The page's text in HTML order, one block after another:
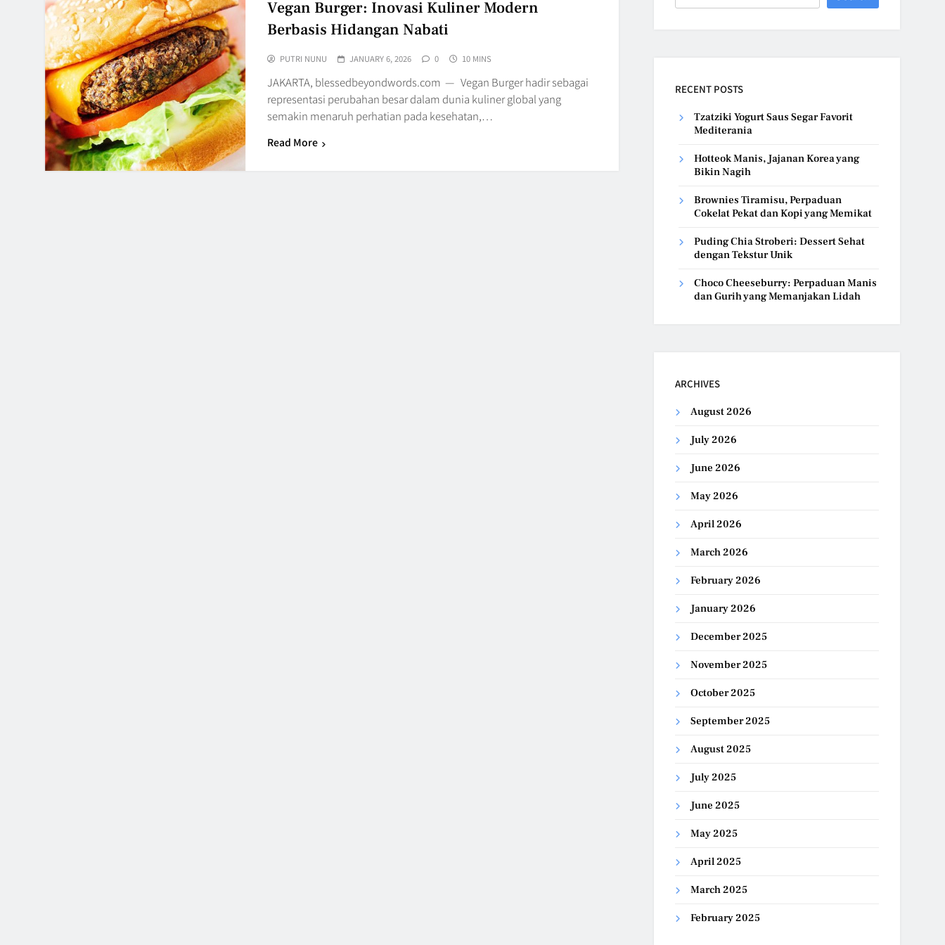
Vegan Burger: Inovasi Kuliner Modern
Berbasis Hidangan Nabati
PUTRI NUNU JANUARY 6, 2026 0 10 MINS
JAKARTA, blessedbeyondwords.com — Vegan Burger hadir sebagai
representasi perubahan besar dalam dunia kuliner global yang
semakin menaruh perhatian pada kesehatan,…
Read More
RECENT POSTS
Tzatziki Yogurt Saus Segar Favorit
Mediterania
Hotteok Manis, Jajanan Korea yang
Bikin Nagih
Brownies Tiramisu, Perpaduan
Cokelat Pekat dan Kopi yang Memikat
Puding Chia Stroberi: Dessert Sehat
dengan Tekstur Unik
Choco Cheeseburry: Perpaduan Manis
dan Gurih yang Memanjakan Lidah
ARCHIVES
August 2026
July 2026
June 2026
May 2026
April 2026
March 2026
February 2026
January 2026
December 2025
November 2025
October 2025
September 2025
August 2025
July 2025
June 2025
May 2025
April 2025
March 2025
February 2025